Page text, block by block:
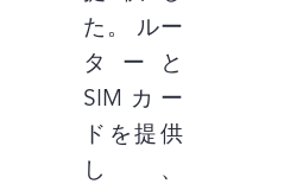
た。 ルー
ターと
SIMカー
ドを提供
し、
遠隔学習
やWFHの
仕事のた
めのイン
ターネッ